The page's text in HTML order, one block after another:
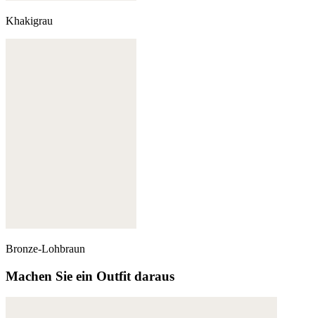
Khakigrau
Bronze-Lohbraun
Machen Sie ein Outfit daraus